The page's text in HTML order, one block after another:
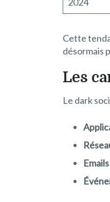
Cette
désormais
Les
Le dark